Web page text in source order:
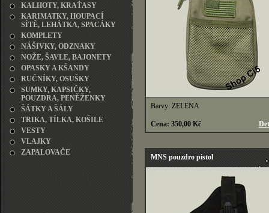
KALHOTY, KRAŤASY
KARIMATKY, HOUPACÍ
SÍTĚ, LEHÁTKA, SPACÁKY
KOMPLETY
NÁŠIVKY, ODZNAKY
NOŽE, ŠAVLE, BAJONETY
OPASKY A KŠANDY
RUČNÍKY, OSUŠKY
SUMKY, KAPSIČKY,
POUZDRA, PENĚŽENKY
ŠÁTKY A ŠÁLY
TRIKA, TÍLKA, KOŠILE
VESTY
VLAJKY
ZAPALOVAČE
Barvy: ZELENÁ
Cena: 350,00 Kč
MNS pouzdro pistol